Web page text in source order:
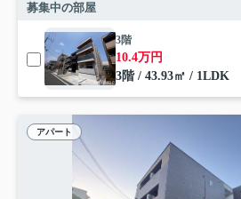
募集中の部屋
3階
10.4万円
3階 / 43.93㎡ / 1LDK
アパート